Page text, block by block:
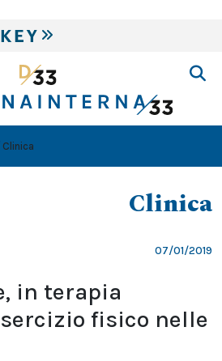
Clinica
Clinica
07/01/2019
in terapia
fisico nelle